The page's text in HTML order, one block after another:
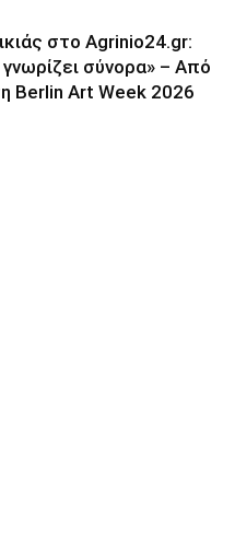
στο Agrinio24.gr:
σύνορα» – Από
Berlin Art Week 2026